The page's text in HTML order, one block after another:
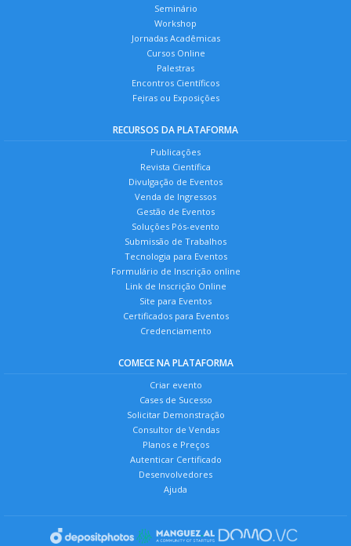
Seminário
Workshop
Jornadas Acadêmicas
Cursos Online
Palestras
Encontros Científicos
Feiras ou Exposições
RECURSOS DA PLATAFORMA
Publicações
Revista Científica
Divulgação de Eventos
Venda de Ingressos
Gestão de Eventos
Soluções Pós-evento
Submissão de Trabalhos
Tecnologia para Eventos
Formulário de Inscrição online
Link de Inscrição Online
Site para Eventos
Certificados para Eventos
Credenciamento
COMECE NA PLATAFORMA
Criar evento
Cases de Sucesso
Solicitar Demonstração
Consultor de Vendas
Planos e Preços
Autenticar Certificado
Desenvolvedores
Ajuda